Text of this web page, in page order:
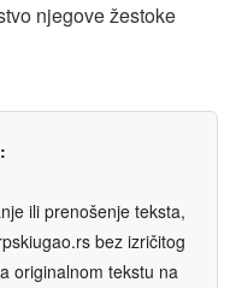
njegove žestoke
ili prenošenje teksta,
bez izričitog
originalnom tekstu na